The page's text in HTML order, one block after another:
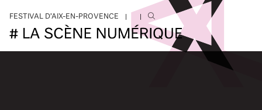
FESTIVAL D’AIX-EN-PROVENCE